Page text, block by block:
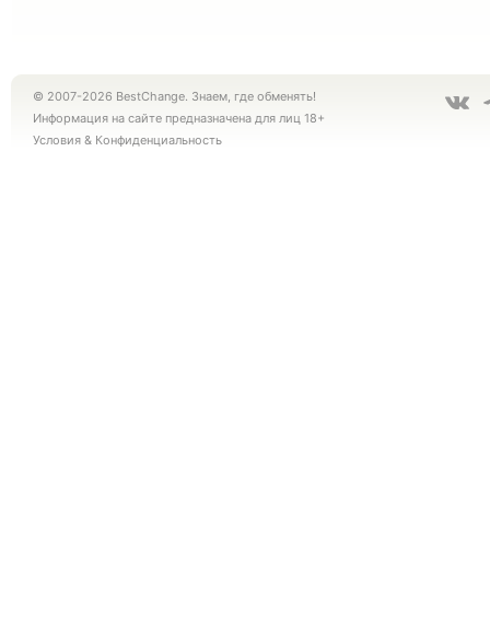
© 2007-2026 BestChange. Знаем, где обменять!
Информация на сайте предназначена для лиц 18+
Условия & Конфиденциальность